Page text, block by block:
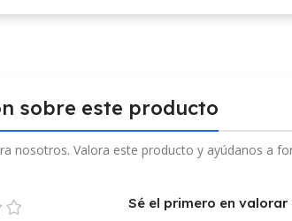
sobre este producto
nosotros. Valora este producto y ayúdanos a
Sé el primero en valorar